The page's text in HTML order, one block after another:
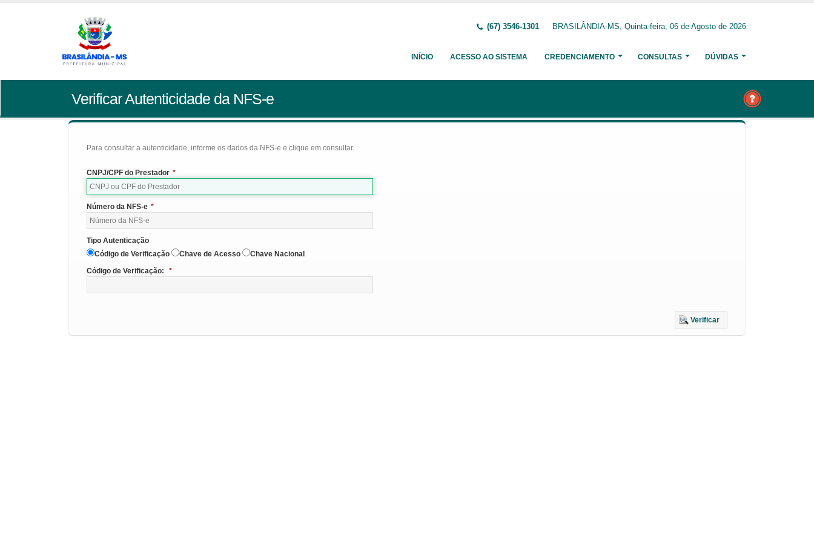
(67) 3546-1301 BRASILÂNDIA-MS, Quinta-feira, 06 de Agosto de 2026
INÍCIO ACESSO AO SISTEMA CREDENCIAMENTO CONSULTAS DÚVIDAS
Verificar Autenticidade da NFS-e
Para consultar a autenticidade, informe os dados da NFS-e e clique em consultar.
CNPJ/CPF do Prestador *
Número da NFS-e *
Tipo Autenticação
Código de Verificação
Chave de Acesso
Chave Nacional
Código de Verificação:
*
Verificar